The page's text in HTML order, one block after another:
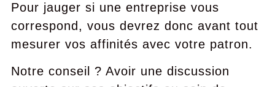
Pour jauger si une entreprise vous
correspond, vous devrez donc avant tout
mesurer vos affinités avec votre patron.
Notre conseil ? Avoir une discussion